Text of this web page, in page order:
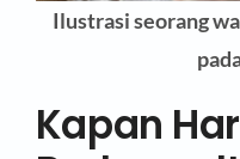
Ilustrasi seorang
Kapan